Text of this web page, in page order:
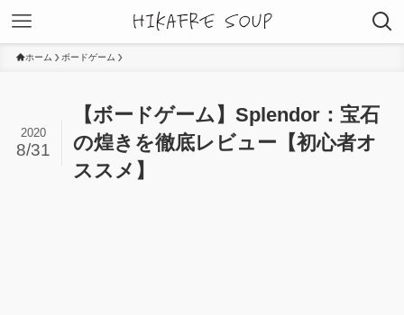
ホーム ボードゲーム
【ボードゲーム】Splendor：宝石
の煌きを徹底レビュー【初心者オ
ススメ】
2020
8/31